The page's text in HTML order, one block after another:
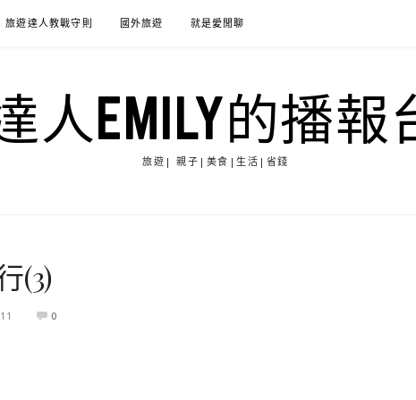
旅遊達人教戰守則 國外旅遊 就是愛閒聊
人EMILY的播報
旅遊| 親子|美食|生活|省錢
(3)
0